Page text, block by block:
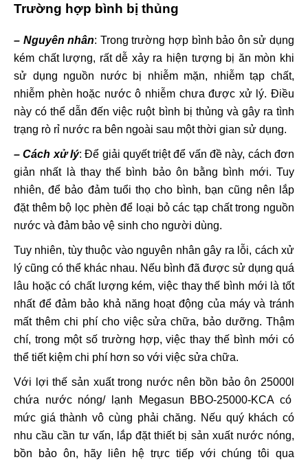
Trường hợp bình bị thủng
– Nguyên nhân: Trong trường hợp bình bảo ôn sử dụng
kém chất lượng, rất dễ xảy ra hiện tượng bị ăn mòn khi
sử dụng nguồn nước bị nhiễm mặn, nhiễm tạp chất,
nhiễm phèn hoặc nước ô nhiễm chưa được xử lý. Điều
này có thể dẫn đến việc ruột bình bị thủng và gây ra tình
trạng rò rỉ nước ra bên ngoài sau một thời gian sử dụng.
– Cách xử lý: Để giải quyết triệt để vấn đề này, cách đơn
giản nhất là thay thế bình bảo ôn bằng bình mới. Tuy
nhiên, để bảo đảm tuổi thọ cho bình, bạn cũng nên lắp
đặt thêm bộ lọc phèn để loại bỏ các tạp chất trong nguồn
nước và đảm bảo vệ sinh cho người dùng.
Tuy nhiên, tùy thuộc vào nguyên nhân gây ra lỗi, cách xử
lý cũng có thể khác nhau. Nếu bình đã được sử dụng quá
lâu hoặc có chất lượng kém, việc thay thế bình mới là tốt
nhất để đảm bảo khả năng hoạt động của máy và tránh
mất thêm chi phí cho việc sửa chữa, bảo dưỡng. Thậm
chí, trong một số trường hợp, việc thay thế bình mới có
thể tiết kiệm chi phí hơn so với việc sửa chữa.
Với lợi thế sản xuất trong nước nên bồn bảo ôn 25000l
chứa nước nóng/ lạnh Megasun BBO-25000-KCA có
mức giá thành vô cùng phải chăng. Nếu quý khách có
nhu cầu cần tư vấn, lắp đặt thiết bị sản xuất nước nóng,
bồn bảo ôn, hãy liên hệ trực tiếp với chúng tôi qua